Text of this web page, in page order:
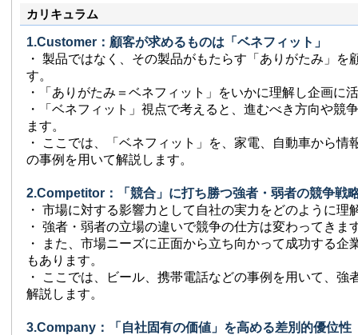
カリキュラム
1.Customer：顧客が求めるものは「ベネフィット」
・ 製品ではなく、その製品がもたらす「ありがたみ」を
す。
・「ありがたみ＝ベネフィット」をいかに理解し企画に
・「ベネフィット」視点で考えると、進むべき方向や競
ます。
・ ここでは、「ベネフィット」を、家電、自動車から情
の事例を用いて解説します。
2.Competitor：「競合」に打ち勝つ強者・弱者の競争戦
・ 市場に対する影響力として自社の実力をどのように理
・ 強者・弱者の立場の違いで競争の仕方は変わってきま
・ また、市場ニーズに正面から立ち向かって成功する企
もあります。
・ ここでは、ビール、携帯電話などの事例を用いて、強
解説します。
3.Company：「自社固有の価値」を高める差別的優位性